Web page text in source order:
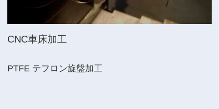
CNC車床加工
PTFE テフロン旋盤加工